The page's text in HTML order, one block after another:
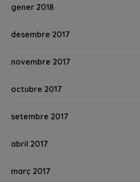
gener 2018
desembre 2017
novembre 2017
octubre 2017
setembre 2017
abril 2017
març 2017